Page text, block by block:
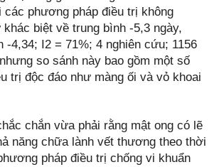
phương pháp điều trị không
khác biệt về trung bình -5,3 ngày,
-4,34; I2 = 71%; 4 nghiên cứu; 1156
so sánh này bao gồm một số
trị độc đáo như màng ối và vỏ khoai
chắn vừa phải rằng mật ong có lẽ
năng chữa lành vết thương theo thời
pháp điều trị chống vi khuẩn